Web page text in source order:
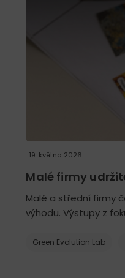
19. května 2026
Malé firmy
Malé a střední firmy
výhodu. Výstupy z
Green Evolution Lab